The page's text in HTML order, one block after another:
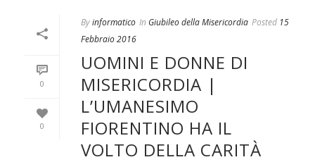
0
0
Byinformatico In Giubileo della Misericordia Posted 15
Febbraio 2016
UOMINI E DONNE DI
MISERICORDIA |
L’UMANESIMO
FIORENTINO HA IL
VOLTO DELLA CARITÀ